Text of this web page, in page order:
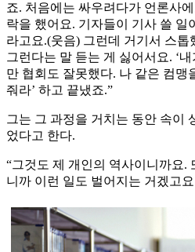
죠. 처음에는 싸우려다가 언론사
락을 했어요. 기자들이 기사 쓸 일
라고요.(웃음) 그런데 거기서 스톱
그런다는 말 듣는 게 싫어서요. ‘
만 협회도 잘못했다. 나 같은 컴맹
줘라’ 하고 끝냈죠.”
그는 그 과정을 거치는 동안 속이
었다고 한다.
“그것도 제 개인의 역사이니까요.
니까 이런 일도 벌어지는 거겠고